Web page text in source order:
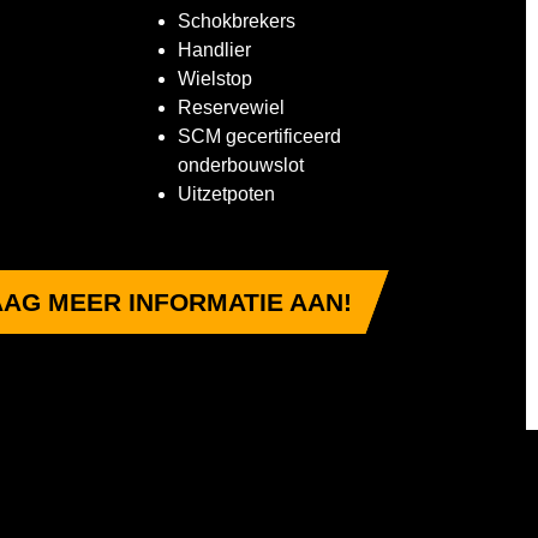
Schokbrekers
Handlier
Wielstop
Reservewiel
SCM gecertificeerd
onderbouwslot
Uitzetpoten
MEER INFORMATIE AAN!